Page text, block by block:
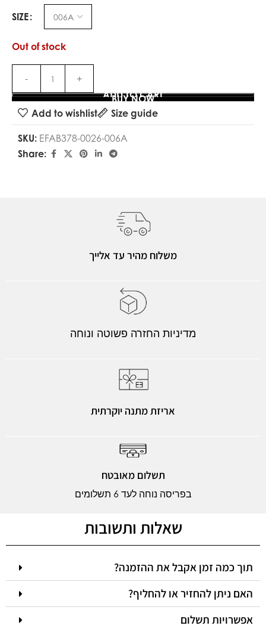
SIZE
Out of stock
ADD TO CART
BUY NOW
Add to wishlist
Size guide
SKU: EFAB378-0026-006A
Share:
משלוח מהיר עד אלייך
מדיניות החזרה פשוטה ונוחה
אריזת מתנה יוקרתית
תשלום מאובטח
בפריסה נוחה לעד 6 תשלומים
שאלות ותשובות
תוך כמה זמן אקבל את ההזמנה?
האם ניתן להחזיר או להחליף?
אפשרויות תשלום